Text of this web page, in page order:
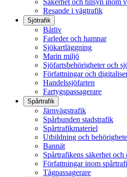
Säkerhet och tillsyn inom
Resande i vägtrafik
Sjötrafik
Båtliv
Farleder och hamnar
Sjökartläggning
Marin miljö
Sjöfartsbehörigheter och
Författningar och
Handelssjöfarten
Fartygspassagerare
Spårtrafik
Järnvägstrafik
Spårbunden stadstrafik
Spårtrafikmateriel
Utbildning och
Bannät
Spårtrafikens säkerhet och
Författningar inom
Tågpassagerare